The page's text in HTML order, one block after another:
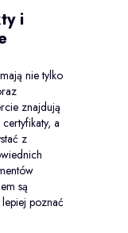
i
nie tylko
znajdują
a
z
są
poznać